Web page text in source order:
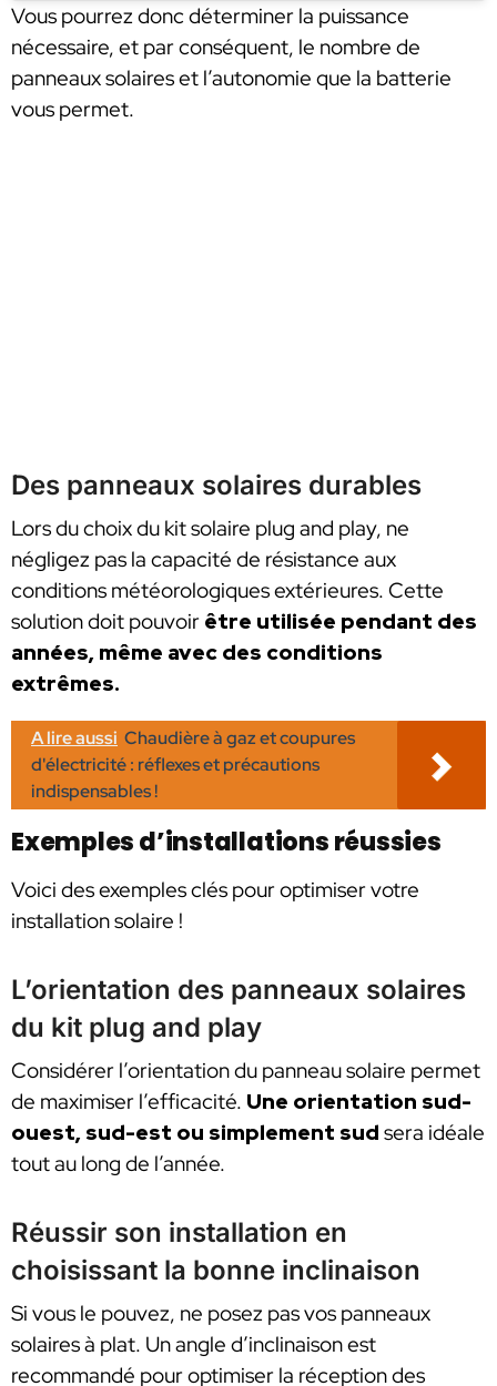
Vous pourrez donc déterminer la puissance
nécessaire, et par conséquent, le nombre de
panneaux solaires et l’autonomie que la batterie
vous permet.
Des panneaux solaires durables
Lors du choix du kit solaire plug and play, ne
négligez pas la capacité de résistance aux
conditions météorologiques extérieures. Cette
solution doit pouvoir être utilisée pendant des
années, même avec des conditions
extrêmes.
A lire aussi Chaudière à gaz et coupures
d'électricité : réflexes et précautions
indispensables !
Exemples d’installations réussies
Voici des exemples clés pour optimiser votre
installation solaire !
L’orientation des panneaux solaires
du kit plug and play
Considérer l’orientation du panneau solaire permet
de maximiser l’efficacité. Une orientation sud-
ouest, sud-est ou simplement sud sera idéale
tout au long de l’année.
Réussir son installation en
choisissant la bonne inclinaison
Si vous le pouvez, ne posez pas vos panneaux
solaires à plat. Un angle d’inclinaison est
recommandé pour optimiser la réception des